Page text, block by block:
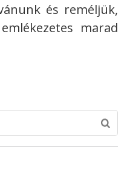
és reméljük,
marad